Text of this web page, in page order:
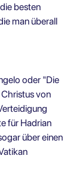
besten
man überall
oder "Die
von
für Hadrian
über einen